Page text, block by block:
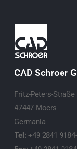
CAD Schroer
Fritz-Peters-Straße
47447 Moers
Germania
Tel: +49 2841